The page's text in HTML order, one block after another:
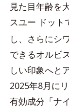
見た目年齢を
スユー ドット
し、さらにシ
できるオルビ
しい印象へと
2025年8月に
有効成分「ナ